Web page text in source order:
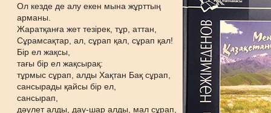
Ол кезде де алу екен мына жұрттың
арманы.
Жаратқанға жет тезірек, тұр, аттан,
Сұрамсақтар, ал, сұрап қал, сұрап қал!
Бір ел жақсы,
тағы бір ел жақсырақ:
тұрмыс сұрап, алды Хақтан Бақ сұрап,
сансырады қайсы бір ел,
сансырап,
дәулет алды, дау-шар алды, мал сұрап,